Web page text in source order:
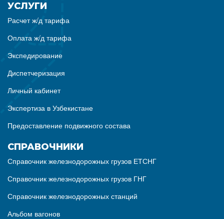
УСЛУГИ
Расчет ж/д тарифа
Оплата ж/д тарифа
Экспедирование
Диспетчеризация
Личный кабинет
Экспертиза в Узбекистане
Предоставление подвижного состава
СПРАВОЧНИКИ
Справочник железнодорожных грузов ЕТСНГ
Справочник железнодорожных грузов ГНГ
Справочник железнодорожных станций
Альбом вагонов